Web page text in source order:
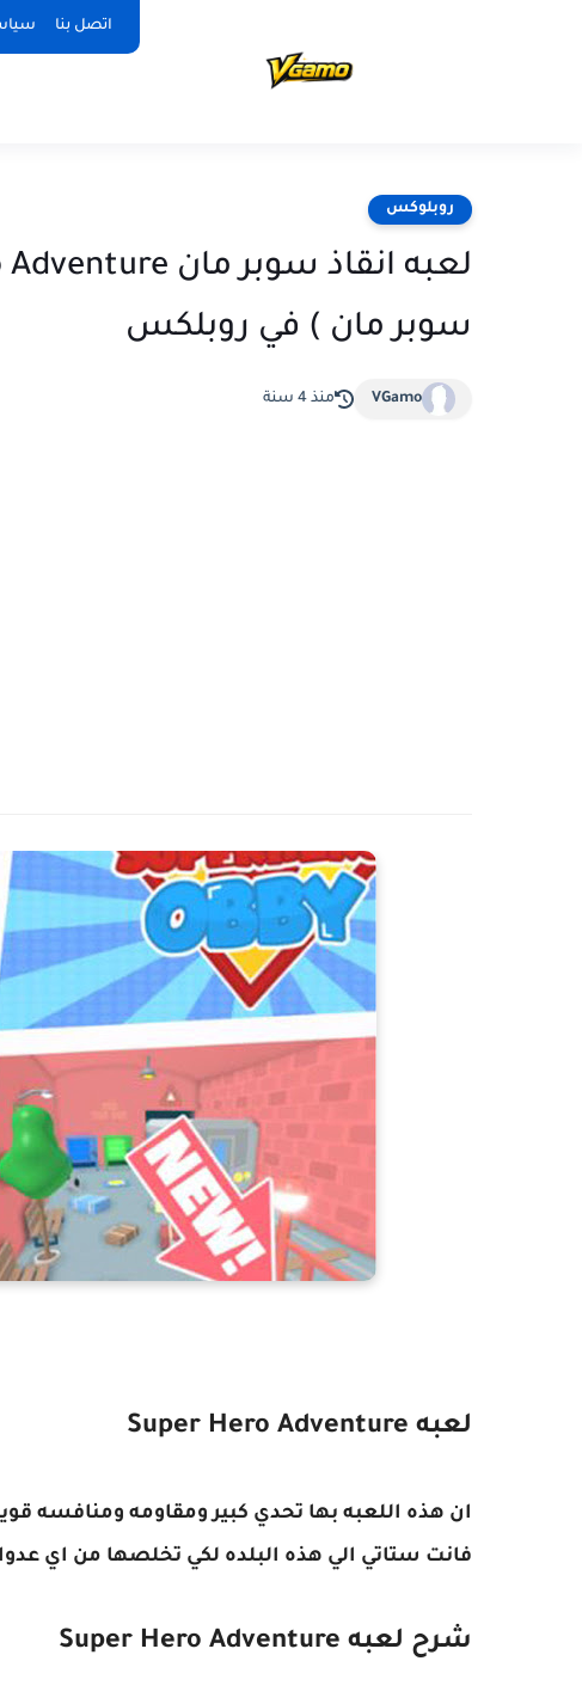
اتصل بنا
روبلوكس
سوبر مان ) في روبلكس
VGamo منذ 4 سنة
لعبه Super Hero Adventure
ان هذه اللعبه بها تحدي كبير ومقاومه ومنافسه
فانت ستاتي الي هذه البلده لكي تخلصها من اي
شرح لعبه Super Hero Adventure